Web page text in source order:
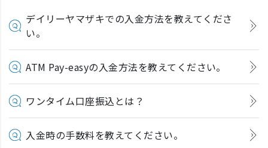
デイリーヤマザキでの入金方法を教えてくださ
い。
ATM Pay-easyの入金方法を教えてください。
ワンタイム口座振込とは？
入金時の手数料を教えてください。